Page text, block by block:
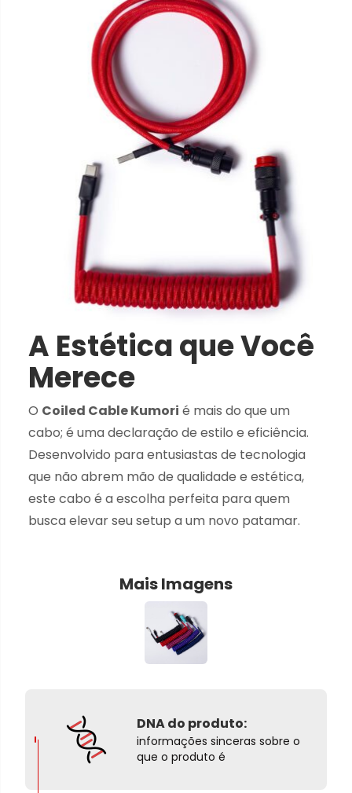
A Estética que Você
Merece
O Coiled Cable Kumori é mais do que um
cabo; é uma declaração de estilo e eficiência.
Desenvolvido para entusiastas de tecnologia
que não abrem mão de qualidade e estética,
este cabo é a escolha perfeita para quem
busca elevar seu setup a um novo patamar.
Mais Imagens
DNA do produto:
informações sinceras sobre o
que o produto é